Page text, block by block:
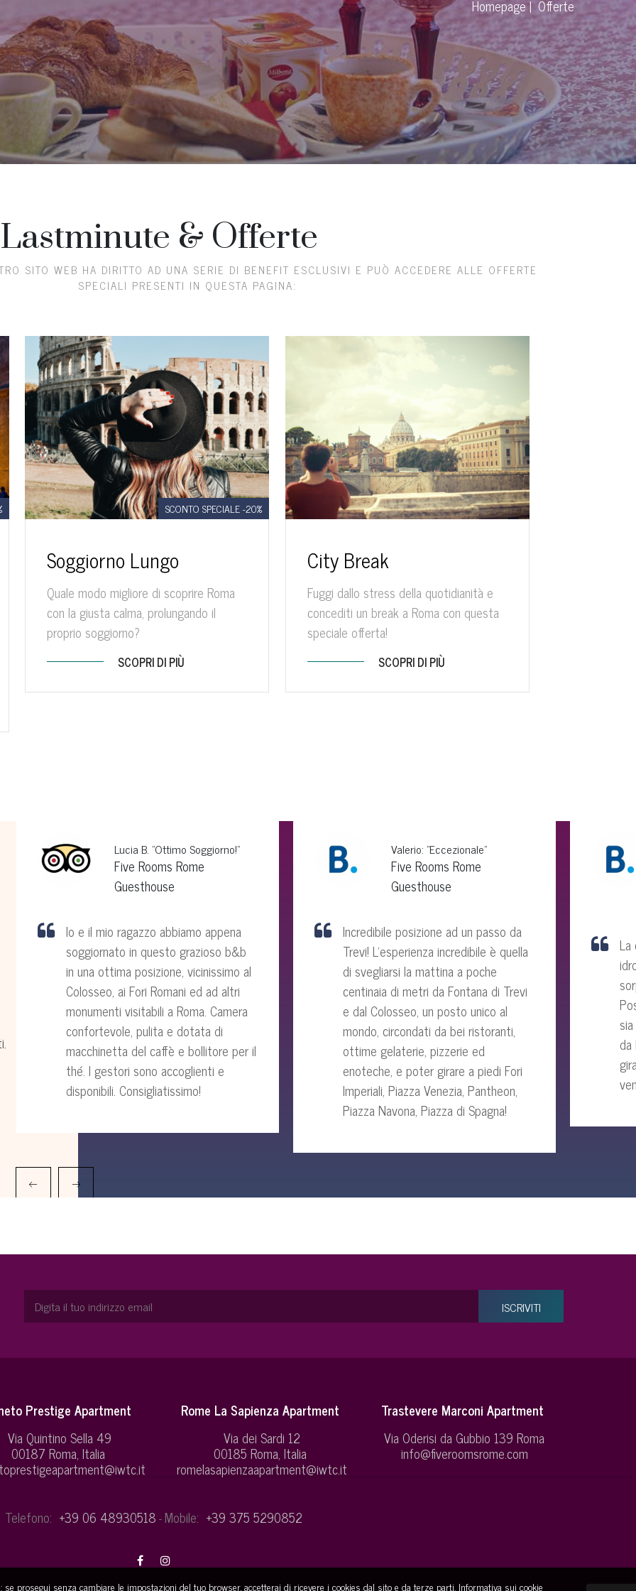
Homepage Offerte
Lastminute & Offerte
SITO WEB HA DIRITTO AD UNA SERIE DI BENEFIT ESCLUSIVI E PUÒ ACCEDERE ALLE OFFERTE
SPECIALI PRESENTI IN QUESTA PAGINA:
SCONTO SPECIALE -20%
Soggiorno Lungo
Quale modo migliore di scoprire Roma
con la giusta calma, prolungando il
proprio soggiorno?
SCOPRI DI PIÙ
City Break
Fuggi dallo stress della quotidianità e
concediti un break a Roma con questa
speciale offerta!
SCOPRI DI PIÙ
Lucia B. "Ottimo Soggiorno!"
Five Rooms Rome
Guesthouse
Io e il mio ragazzo abbiamo appena
soggiornato in questo grazioso b&b
in una ottima posizione, vicinissimo al
Colosseo, ai Fori Romani ed ad altri
monumenti visitabili a Roma. Camera
confortevole, pulita e dotata di
macchinetta del caffè e bollitore per il
thé. I gestori sono accoglienti e
disponibili. Consigliatissimo!
Valerio: "Eccezionale"
Five Rooms Rome
Guesthouse
Incredibile posizione ad un passo da
Trevi! L'esperienza incredibile è quella
di svegliarsi la mattina a poche
centinaia di metri da Fontana di Trevi
e dal Colosseo, un posto unico al
mondo, circondati da bei ristoranti,
ottime gelaterie, pizzerie ed
enoteche, e poter girare a piedi Fori
Imperiali, Piazza Venezia, Pantheon,
Piazza Navona, Piazza di Spagna!
La
Prestige Apartment
Via Quintino Sella 49
00187 Roma, Italia
Rome La Sapienza Apartment
Via dei Sardi 12
00185 Roma, Italia
romelasapienzaapartment@iwtc.it
Trastevere Marconi Apartment
Via Oderisi da Gubbio 139 Roma
info@fiveroomsrome.com
Telefono: +39 06 48930518-Mobile: +39 375 5290852
prosegui senza cambiare le impostazioni del tuo browser, accetterai di ricevere i cookies dal sito e da terze parti. Informativa sui cookie